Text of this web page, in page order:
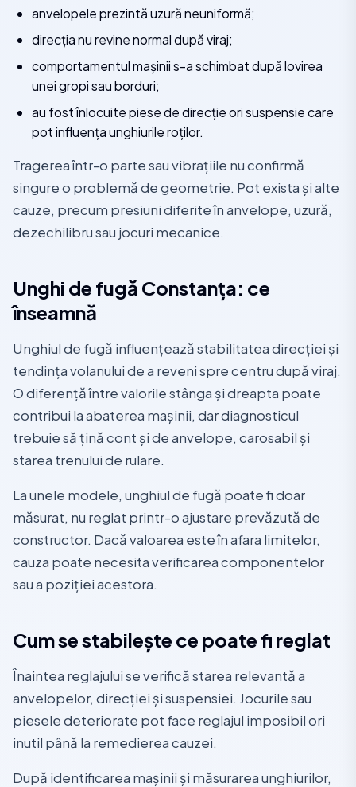
anvelopele prezintă uzură neuniformă;
direcția nu revine normal după viraj;
comportamentul mașinii s-a schimbat după lovirea
unei gropi sau borduri;
au fost înlocuite piese de direcție ori suspensie care
pot influența unghiurile roților.
Tragerea într-o parte sau vibrațiile nu confirmă
singure o problemă de geometrie. Pot exista și alte
cauze, precum presiuni diferite în anvelope, uzură,
dezechilibru sau jocuri mecanice.
Unghi de fugă Constanța: ce
înseamnă
Unghiul de fugă influențează stabilitatea direcției și
tendința volanului de a reveni spre centru după viraj.
O diferență între valorile stânga și dreapta poate
contribui la abaterea mașinii, dar diagnosticul
trebuie să țină cont și de anvelope, carosabil și
starea trenului de rulare.
La unele modele, unghiul de fugă poate fi doar
măsurat, nu reglat printr-o ajustare prevăzută de
constructor. Dacă valoarea este în afara limitelor,
cauza poate necesita verificarea componentelor
sau a poziției acestora.
Cum se stabilește ce poate fi reglat
Înaintea reglajului se verifică starea relevantă a
anvelopelor, direcției și suspensiei. Jocurile sau
piesele deteriorate pot face reglajul imposibil ori
inutil până la remedierea cauzei.
După identificarea mașinii și măsurarea unghiurilor,